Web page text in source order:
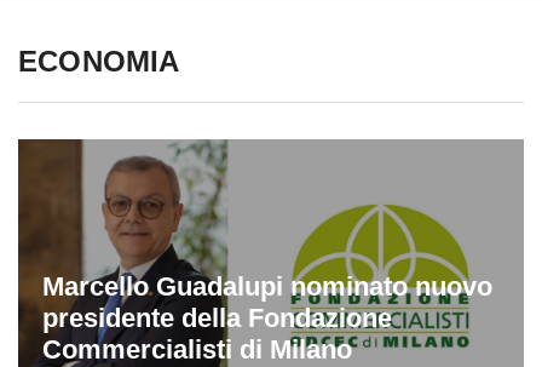
ECONOMIA
Marcello Guadalupi nominato nuovo
presidente della Fondazione
Commercialisti di Milano